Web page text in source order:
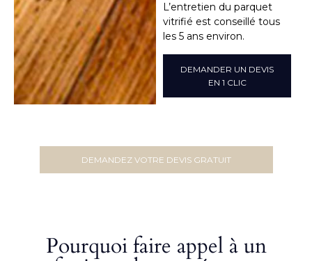
L’entretien du parquet
vitrifié est conseillé tous
les 5 ans environ.
DEMANDER UN DEVIS
EN 1 CLIC
DEMANDEZ VOTRE DEVIS GRATUIT
Pourquoi faire appel à un